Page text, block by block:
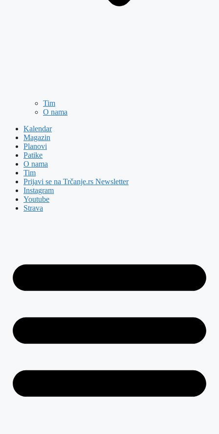
Tim
O nama
Kalendar
Magazin
Planovi
Patike
O nama
Tim
Prijavi se na Trčanje.rs Newsletter
Instagram
Youtube
Strava